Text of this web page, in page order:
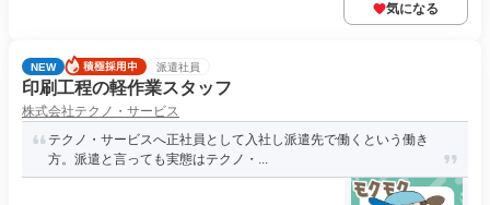
気になる
NEW 派遣社員
印刷工程の軽作業スタッフ
株式会社テクノ・サービス
テクノ・サービスへ正社員として入社し派遣先で働くという働き
方。派遣と言っても実態はテクノ・...